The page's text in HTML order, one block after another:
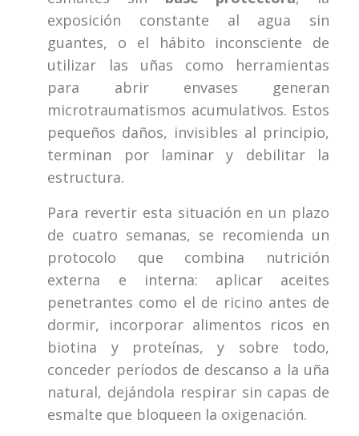
exposición constante al agua sin
guantes, o el hábito inconsciente de
utilizar las uñas como herramientas
para abrir envases generan
microtraumatismos acumulativos. Estos
pequeños daños, invisibles al principio,
terminan por laminar y debilitar la
estructura.
Para revertir esta situación en un plazo
de cuatro semanas, se recomienda un
protocolo que combina nutrición
externa e interna: aplicar aceites
penetrantes como el de ricino antes de
dormir, incorporar alimentos ricos en
biotina y proteínas, y sobre todo,
conceder períodos de descanso a la uña
natural, dejándola respirar sin capas de
esmalte que bloqueen la oxigenación.